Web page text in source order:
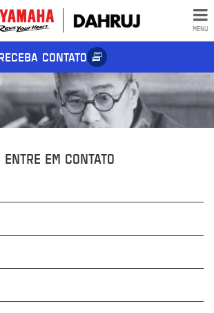
MENU
CONTATO
ENTRE EM CONTATO